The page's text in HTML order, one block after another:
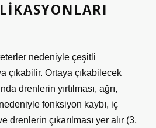
nedeniyle çeşitli
çıkabilir. Ortaya çıkabilecek
drenlerin yırtılması, ağrı,
fonksiyon kaybı, iç
drenlerin çıkarılması yer alır (3,